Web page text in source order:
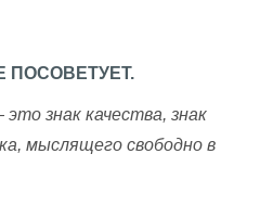
ПОСОВЕТУЕТ.
знак качества, знак
мыслящего свободно в